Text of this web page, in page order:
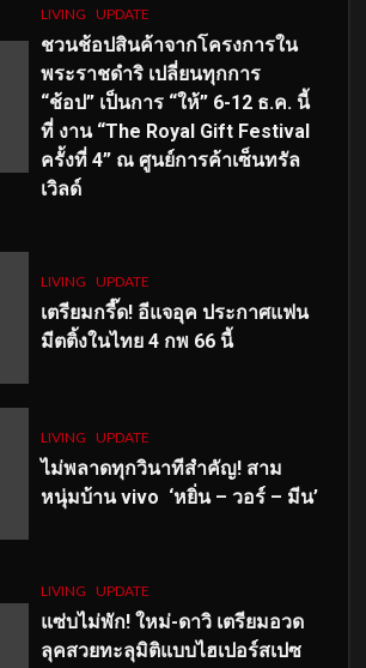
LIVING UPDATE
ชวนช้อปสินค้าจากโครงการใน
พระราชดำริ เปลี่ยนทุกการ
“ช้อป” เป็นการ “ให้” 6-12 ธ.ค. นี้
ที่ งาน “The Royal Gift Festival
ครั้งที่ 4” ณ ศูนย์การค้าเซ็นทรัล
เวิลด์
LIVING UPDATE
เตรียมกรี๊ด! อีแจอุค ประกาศแฟน
มีตติ้งในไทย 4 กพ 66 นี้
LIVING UPDATE
ไม่พลาดทุกวินาทีสำคัญ! สาม
หนุ่มบ้าน vivo ‘หยิ่น – วอร์ – มีน’
LIVING UPDATE
แซ่บไม่พัก! ใหม่-ดาวิ เตรียมอวด
ลุคสวยทะลุมิติแบบไฮเปอร์สเปซ